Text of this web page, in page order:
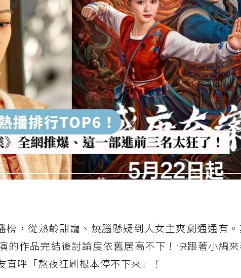
榜，從熟齡甜寵、燒腦懸疑到大女主爽劇通通有
的作品完結後討論度依舊居高不下！快跟著小編
呼「熬夜狂刷根本停不下來」！